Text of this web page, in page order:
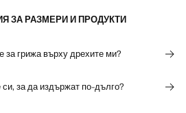
ЗА РАЗМЕРИ И ПРОДУКТИ
за грижа върху дрехите ми?
за да издържат по-дълго?